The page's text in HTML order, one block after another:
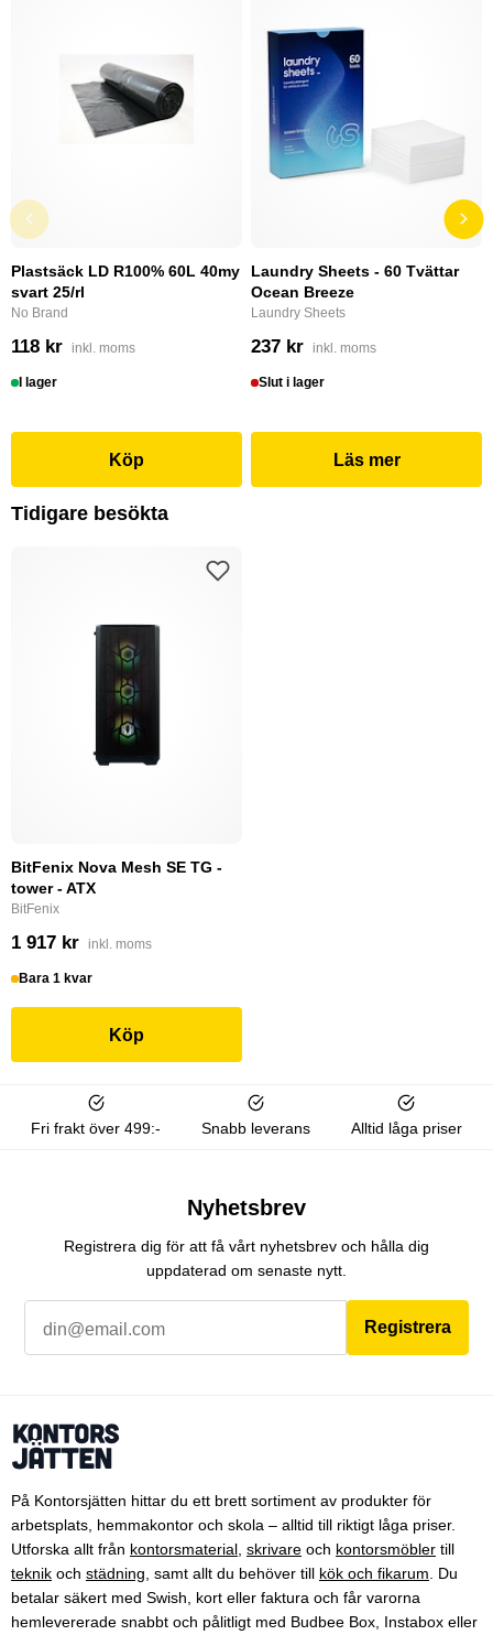
Plastsäck LD R100% 60L 40my
svart 25/rl
No Brand
118 kr inkl. moms
I lager
Köp
Laundry Sheets - 60 Tvättar
Ocean Breeze
Laundry Sheets
237 kr inkl. moms
Slut i lager
Läs mer
Tidigare besökta
BitFenix Nova Mesh SE TG -
tower - ATX
BitFenix
1 917 kr inkl. moms
Bara 1 kvar
Köp
Fri frakt över 499:- Snabb leverans Alltid låga priser
Nyhetsbrev
Registrera dig för att få vårt nyhetsbrev och hålla dig
uppdaterad om senaste nytt.
Registrera
På Kontorsjätten hittar du ett brett sortiment av produkter för
arbetsplats, hemmakontor och skola – alltid till riktigt låga priser.
Utforska allt från kontorsmaterial skrivare och kontorsmöbler till
teknik och städning , samt allt du behöver till kök och fikarum . Du
betalar säkert med Swish, kort eller faktura och får varorna
hemlevererade snabbt och pålitligt med Budbee Box, Instabox eller